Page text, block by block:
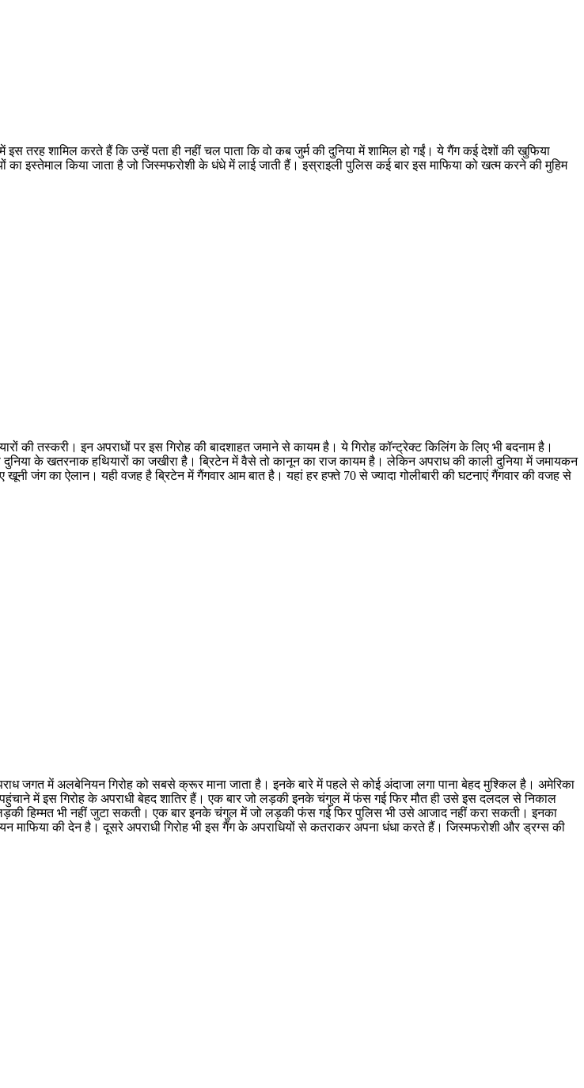
तरह शामिल करते हैं कि उन्हें पता ही नहीं चल पाता कि वो कब जुर्म की दुनिया में शामिल हो गईं। ये गैंग कई देशों की खुफिया
इस्तेमाल किया जाता है जो जिस्मफरोशी के धंधे में लाई जाती हैं। इस्राइली पुलिस कई बार इस माफिया को खत्म करने की मुहिम
की तस्करी। इन अपराधों पर इस गिरोह की बादशाहत जमाने से कायम है। ये गिरोह कॉन्ट्रेक्ट किलिंग के लिए भी बदनाम है।
के खतरनाक हथियारों का जखीरा है। ब्रिटेन में वैसे तो कानून का राज कायम है। लेकिन अपराध की काली दुनिया में जमायकन
जंग का ऐलान। यही वजह है ब्रिटेन में गैंगवार आम बात है। यहां हर हफ्ते 70 से ज्यादा गोलीबारी की घटनाएं गैंगवार की वजह से
जगत में अलबेनियन गिरोह को सबसे क्रूर माना जाता है। इनके बारे में पहले से कोई अंदाजा लगा पाना बेहद मुश्किल है। अमेरिका
में इस गिरोह के अपराधी बेहद शातिर हैं। एक बार जो लड़की इनके चंगुल में फंस गई फिर मौत ही उसे इस दलदल से निकाल
हिम्मत भी नहीं जुटा सकती। एक बार इनके चंगुल में जो लड़की फंस गई फिर पुलिस भी उसे आजाद नहीं करा सकती। इनका
माफिया की देन है। दूसरे अपराधी गिरोह भी इस गैंग के अपराधियों से कतराकर अपना धंधा करते हैं। जिस्मफरोशी और ड्रग्स की